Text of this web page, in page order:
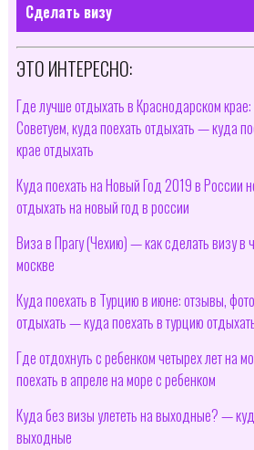
Сделать визу
ЭТО ИНТЕРЕСНО:
Где лучше отдыхать в Краснодарском
Советуем, куда поехать отдыхать — куда
крае отдыхать
Куда поехать на Новый Год 2019 в России
отдыхать на новый год в россии
Виза в Прагу (Чехию) — как сделать визу в
москве
Куда поехать в Турцию в июне: отзывы,
отдыхать — куда поехать в турцию
Где отдохнуть с ребенком четырех лет на
поехать в апреле на море с ребенком
Куда без визы улететь на выходные? —
выходные